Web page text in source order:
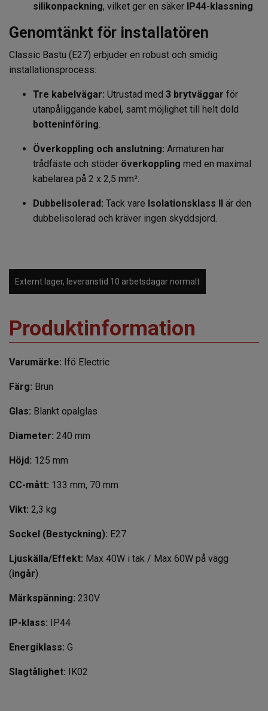
silikonpackning, vilket ger en säker IP44-klassning.
Genomtänkt för installatören
Classic Bastu (E27) erbjuder en robust och smidig
installationsprocess:
Tre kabelvägar: Utrustad med 3 brytväggar för
utanpåliggande kabel, samt möjlighet till helt dold
botteninföring.
Överkoppling och anslutning: Armaturen har
trådfäste och stöder överkoppling med en maximal
kabelarea på 2 x 2,5 mm².
Dubbelisolerad: Tack vare Isolationsklass II är den
dubbelisolerad och kräver ingen skyddsjord.
Externt lager, leveranstid 10 arbetsdagar normalt
Produktinformation
Varumärke: Ifö Electric
Färg: Brun
Glas: Blankt opalglas
Diameter: 240 mm
Höjd: 125 mm
CC-mått: 133 mm, 70 mm
Vikt: 2,3 kg
Sockel (Bestyckning): E27
Ljuskälla/Effekt: Max 40W i tak / Max 60W på vägg
(ingår)
Märkspänning: 230V
IP-klass: IP44
Energiklass: G
Slagtålighet: IK02